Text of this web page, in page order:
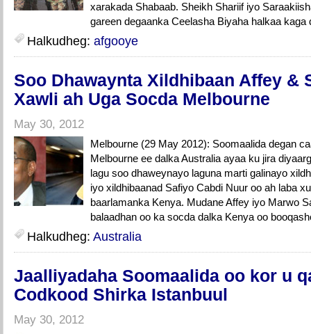
xarakada Shabaab. Sheikh Shariif iyo
gareen degaanka Ceelasha Biyaha halkaa
Halkudheg: afgooye
Soo Dhawaynta Xildhibaan Affey &
Xawli ah Uga Socda Melbourne
May 30, 2012
Melbourne (29 May 2012): Soomaalida degan
Melbourne ee dalka Australia ayaa ku jira
lagu soo dhaweynayo laguna marti galinayo
iyo xildhibaanad Safiyo Cabdi Nuur oo ah laba
baarlamanka Kenya. Mudane Affey iyo Marwo
balaadhan oo ka socda dalka Kenya oo
Halkudheg: Australia
Jaalliyadaha Soomaalida oo kor u
Codkood Shirka Istanbuul
May 30, 2012